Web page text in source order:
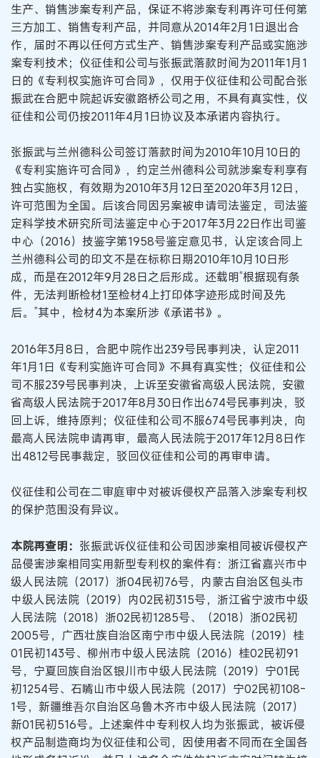
生产、销售涉案专利产品，保证不将涉案专利再许可任何第
三方加工、销售专利产品，并同意从2014年2月1日退出合
作，届时不再以任何方式生产、销售涉案专利产品或实施涉
案专利技术；仪征佳和公司与张振武落款时间为2011年1月1
日的《专利权实施许可合同》，仅用于仪征佳和公司配合张
振武在合肥中院起诉安徽路桥公司之用，不具有真实性，仪
征佳和公司仍按2011年4月1日协议及本承诺内容执行。
张振武与兰州德科公司签订落款时间为2010年10月10日的
《专利实施许可合同》，约定兰州德科公司就涉案专利享有
独占实施权，有效期为2010年3月12日至2020年3月12日，
许可范围为全国。后该合同因另案被申请司法鉴定，司法鉴
定科学技术研究所司法鉴定中心于2017年3月22日作出司鉴
中心（2016）技鉴字第1958号鉴定意见书，认定该合同上
兰州德科公司的印文不是在标称日期2010年10月10日形
成，而是在2012年9月28日之后形成。还载明“根据现有条
件，无法判断检材1至检材4上打印体字迹形成时间及先
后。”其中，检材4为本案所涉《承诺书》。
2016年3月8日，合肥中院作出239号民事判决，认定2011
年1月1日《专利实施许可合同》不具有真实性；仪征佳和公
司不服239号民事判决，上诉至安徽省高级人民法院，安徽
省高级人民法院于2017年8月30日作出674号民事判决，驳
回上诉，维持原判；仪征佳和公司不服674号民事判决，向
最高人民法院申请再审，最高人民法院于2017年12月8日作
出4812号民事裁定，驳回仪征佳和公司的再审申请。
仪征佳和公司在二审庭审中对被诉侵权产品落入涉案专利权
的保护范围没有异议。
本院再查明： 张振武诉仪征佳和公司因涉案相同被诉侵权产
品侵害涉案相同实用新型专利权的案件有：浙江省嘉兴市中
级人民法院（2017）浙04民初76号，内蒙古自治区包头市
中级人民法院（2019）内02民初315号，浙江省宁波市中级
人民法院（2018）浙02民初1285号、（2018）浙02民初
2005号，广西壮族自治区南宁市中级人民法院（2019）桂
01民初143号、柳州市中级人民法院（2016）桂02民初91
号，宁夏回族自治区银川市中级人民法院（2019）宁01民
初1254号、石嘴山市中级人民法院（2017）宁02民初108-
1号，新疆维吾尔自治区乌鲁木齐市中级人民法院（2017）
新01民初516号。上述案件中专利权人均为张振武，被诉侵
权产品制造商均为仪征佳和公司，因使用者不同而在全国各